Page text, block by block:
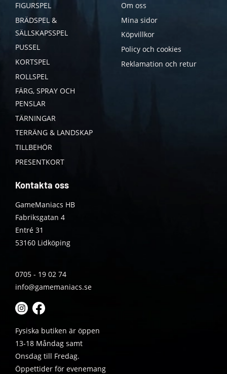
FIGURSPEL
BRÄDSPEL &
SÄLLSKAPSSPEL
PUSSEL
KORTSPEL
ROLLSPEL
FÄRG, SPRAY OCH
PENSLAR
TÄRNINGAR
TERRÄNG & LANDSKAP
TILLBEHÖR
PRESENTKORT
Om oss
Mina sidor
Köpvillkor
Policy och cookies
Reklamation och retur
Kontakta oss
GameManiacs HB
Fabriksgatan 4
Entré 31
53160 Lidköping
0705 - 19 02 74
info@gamemaniacs.se
Fysiska butiken är öppen
13-18 Måndag samt
Onsdag till Fredag.
Öppettider för evenemang